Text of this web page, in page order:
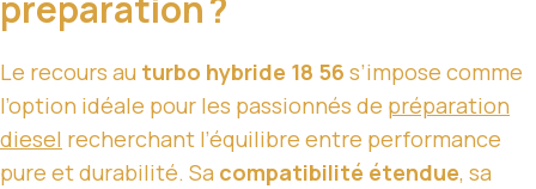
Le recours au turbo hybride 18 56 s’impose comme
l’option idéale pour les passionnés de préparation
diesel recherchant l’équilibre entre performance
pure et durabilité. Sa compatibilité étendue, sa